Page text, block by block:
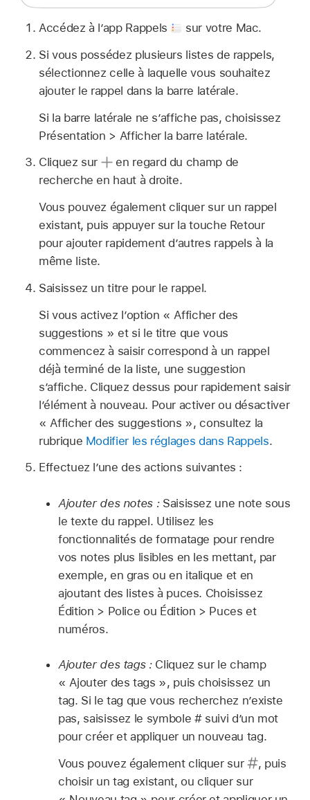
Accédez à l’app Rappels
sur votre Mac.
Si vous possédez plusieurs listes de rappels,
sélectionnez celle à laquelle vous souhaitez
ajouter le rappel dans la barre latérale.
Si la barre latérale ne s’affiche pas, choisissez
Présentation > Afficher la barre latérale.
Cliquez sur
en regard du champ de
recherche en haut à droite.
Vous pouvez également cliquer sur un rappel
existant, puis appuyer sur la touche Retour
pour ajouter rapidement d’autres rappels à la
même liste.
Saisissez un titre pour le rappel.
Si vous activez l’option « Afficher des
suggestions » et si le titre que vous
commencez à saisir correspond à un rappel
déjà terminé de la liste, une suggestion
sʼaffiche. Cliquez dessus pour rapidement saisir
lʼélément à nouveau. Pour activer ou désactiver
« Afficher des suggestions », consultez la
rubrique Modifier les réglages dans Rappels.
Effectuez l’une des actions suivantes :
Ajouter des notes :Saisissez une note sous
le texte du rappel. Utilisez les
fonctionnalités de formatage pour rendre
vos notes plus lisibles en les mettant, par
exemple, en gras ou en italique et en
ajoutant des listes à puces. Choisissez
Édition > Police ou Édition > Puces et
numéros.
Ajouter des tags :Cliquez sur le champ
« Ajouter des tags », puis choisissez un
tag. Si le tag que vous recherchez n’existe
pas, saisissez le symbole # suivi d’un mot
pour créer et appliquer un nouveau tag.
Vous pouvez également cliquer sur
, puis
choisir un tag existant, ou cliquer sur